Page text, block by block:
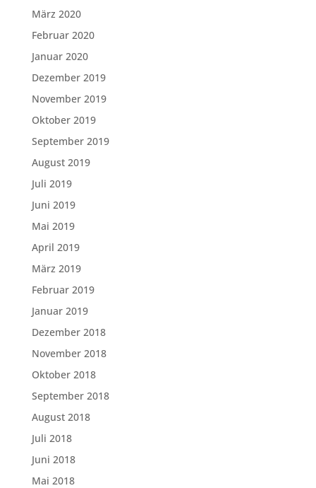
März 2020
Februar 2020
Januar 2020
Dezember 2019
November 2019
Oktober 2019
September 2019
August 2019
Juli 2019
Juni 2019
Mai 2019
April 2019
März 2019
Februar 2019
Januar 2019
Dezember 2018
November 2018
Oktober 2018
September 2018
August 2018
Juli 2018
Juni 2018
Mai 2018